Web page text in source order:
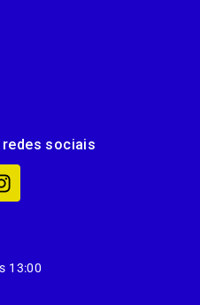
sociais
13:00